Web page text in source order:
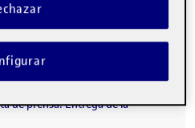
2025 10:01 pm
en Reto 1
de prensa: Entrega de la